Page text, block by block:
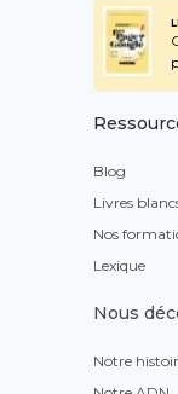
Blog
Livres
Nos
Lexique
Nous
Notre